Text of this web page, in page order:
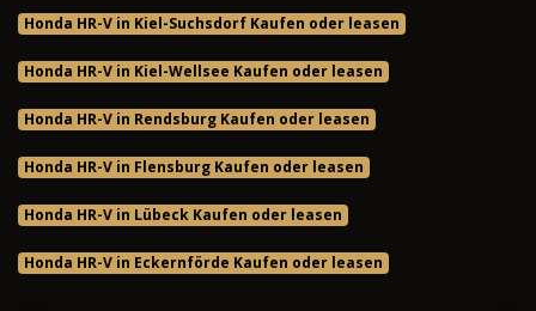
Honda HR-V in Kiel-Suchsdorf Kaufen oder leasen
Honda HR-V in Kiel-Wellsee Kaufen oder leasen
Honda HR-V in Rendsburg Kaufen oder leasen
Honda HR-V in Flensburg Kaufen oder leasen
Honda HR-V in Lübeck Kaufen oder leasen
Honda HR-V in Eckernförde Kaufen oder leasen